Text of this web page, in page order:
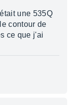
une 535Q
contour de
ce que j'ai